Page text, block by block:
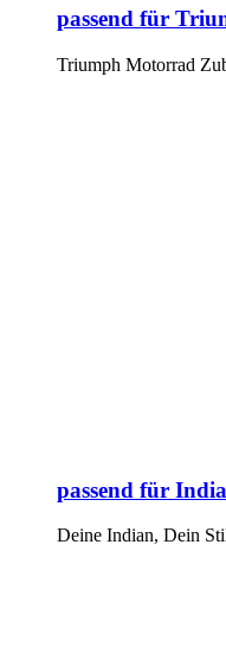
passend für
Triumph Motorrad
passend für
Deine Indian, Dein